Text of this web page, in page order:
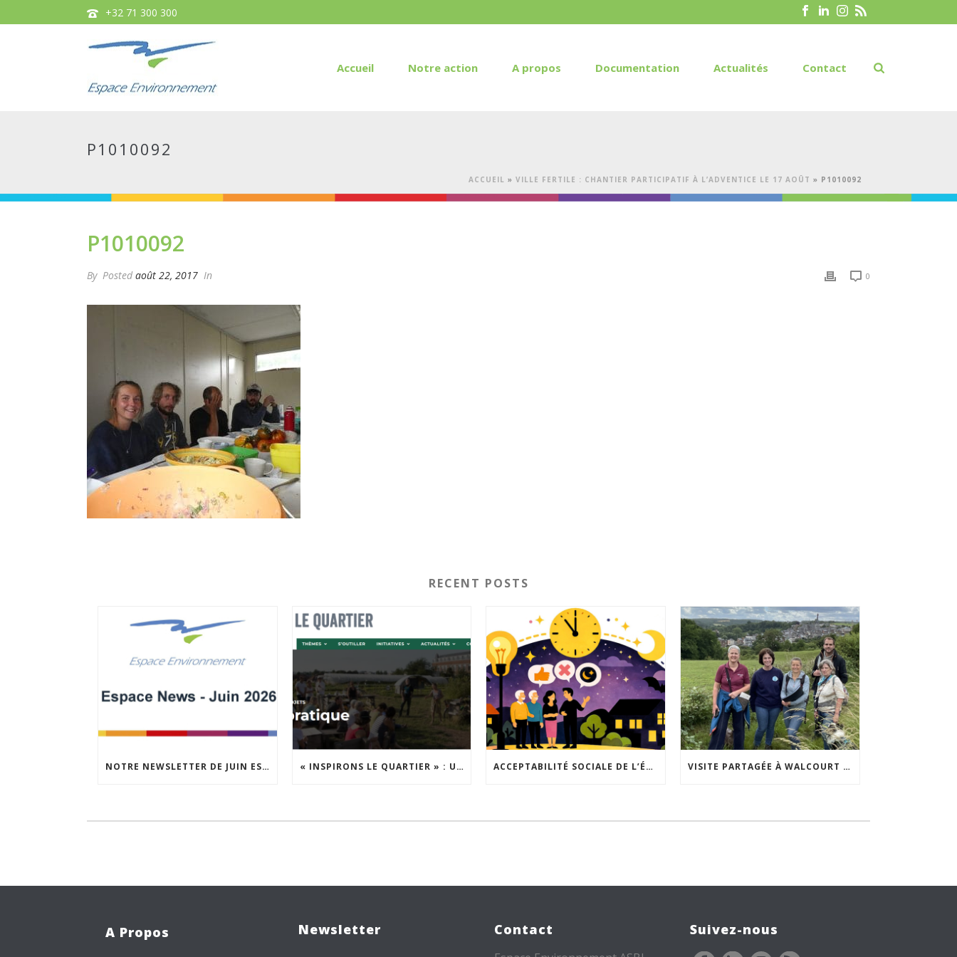
+32 71 300 300
Accueil Notre action A propos Documentation Actualités Contact
P1010092
ACCUEIL » VILLE FERTILE : CHANTIER PARTICIPATIF À L’ADVENTICE LE 17 AOÛT » P1010092
P1010092
By Posted août 22, 2017 In 0
RECENT POSTS
NOTRE NEWSLETTER DE JUIN EST EN LIGNE ! « INSPIRONS LE QUARTIER » : UN NOUVEL APPEL À PROJETS EST LANCÉ ! ACCEPTABILITÉ SOCIALE DE L’ÉCLAIRAGE NOCTURNE : LE REPLAY EST DISPONIBLE VISITE PARTAGÉE À WALCOURT : UNE DÉMARCHE PARTICIPATIVE ANIMÉE PAR ESPACE ENVIRONNEMENT
A Propos Newsletter Contact Suivez-nous